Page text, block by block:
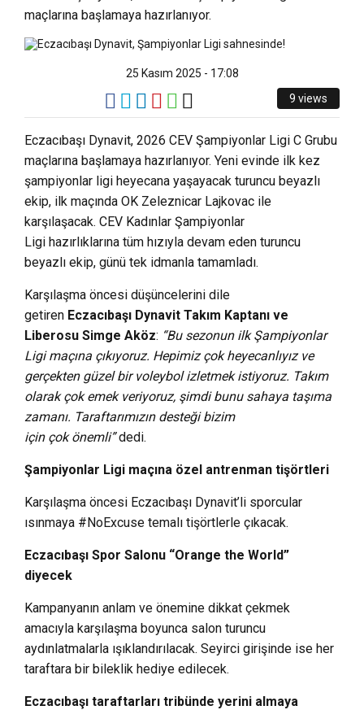
maçlarına başlamaya hazırlanıyor.
25 Kasım 2025 - 17:08
9 views
Eczacıbaşı Dynavit, 2026 CEV Şampiyonlar Ligi C Grubu
maçlarına başlamaya hazırlanıyor. Yeni evinde ilk kez
şampiyonlar ligi heyecana yaşayacak turuncu beyazlı
ekip, ilk maçında OK Zeleznicar Lajkovac ile
karşılaşacak. CEV Kadınlar Şampiyonlar
Ligi hazırlıklarına tüm hızıyla devam eden turuncu
beyazlı ekip, günü tek idmanla tamamladı.
Karşılaşma öncesi düşüncelerini dile
getiren Eczacıbaşı Dynavit Takım Kaptanı ve
Liberosu Simge Aköz: “Bu sezonun ilk Şampiyonlar
Ligi maçına çıkıyoruz. Hepimiz çok heyecanlıyız ve
gerçekten güzel bir voleybol izletmek istiyoruz. Takım
olarak çok emek veriyoruz, şimdi bunu sahaya taşıma
zamanı. Taraftarımızın desteği bizim
için çok önemli”dedi.
Şampiyonlar Ligi maçına özel antrenman tişörtleri
Karşılaşma öncesi Eczacıbaşı Dynavit’li sporcular
ısınmaya #NoExcuse temalı tişörtlerle çıkacak.
Eczacıbaşı Spor Salonu “Orange the World”
diyecek
Kampanyanın anlam ve önemine dikkat çekmek
amacıyla karşılaşma boyunca salon turuncu
aydınlatmalarla ışıklandırılacak. Seyirci girişinde ise her
taraftara bir bileklik hediye edilecek.
Eczacıbaşı taraftarları tribünde yerini almaya